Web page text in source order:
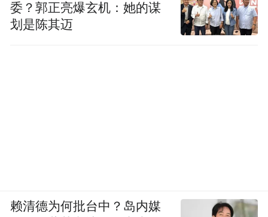
委？郭正亮爆玄机：她的谋
划是陈其迈
赖清德为何批台中？岛内媒